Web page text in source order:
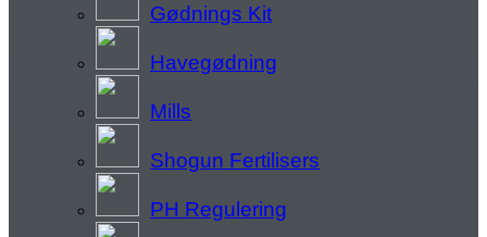
Gødnings Kit
Havegødning
Mills
Shogun Fertilisers
PH Regulering